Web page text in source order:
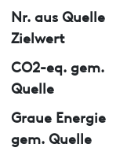
Nr. aus Quelle
Zielwert
CO2-eq. gem.
Quelle
Graue Energie
gem. Quelle